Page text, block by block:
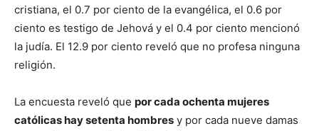
cristiana, el 0.7 por ciento de la evangélica, el 0.6 por
ciento es testigo de Jehová y el 0.4 por ciento mencionó
la judía. El 12.9 por ciento reveló que no profesa ninguna
religión.
La encuesta reveló que por cada ochenta mujeres
católicas hay setenta hombres y por cada nueve damas